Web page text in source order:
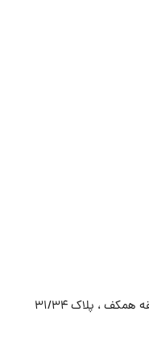
، پلاک 31/34